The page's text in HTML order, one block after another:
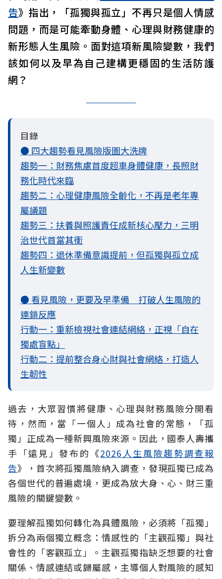
告》指出，「孤獨與孤立」不再只是個人情感
問題，而是可能牽動身體、心理與財務健康的
新形態人生風險。面對這項新風險變數，我們
該如何以及早為自己建構更穩固的生活防護
網？
目錄
● 四大趨勢看見風險版圖大洗牌
趨勢一：財務焦慮首度超車身體健康，長照財
務化時代來臨
趨勢二：心理健康風險全齡化，不再是老年專
屬議題
趨勢三：扶養與照護責任成新核心壓力，三明
治世代首當其衝
趨勢四：退休準備意識提前，但孤獨與孤立成
人生新變數
● 看見風險，更要及早準備 打破人生風險的
連鎖反應
行動一：重新檢視社會連結網絡，正視「自在
獨處盲點」
行動二：提前整合身心財與社會網絡，打造人
生韌性
過去，大眾習慣將健康、心理與財務風險分開看
待，然而，當「一個人」成為社會的常態，「孤
獨」正成為一種新興風險來源。因此，國泰人壽攜
手「遠見」發布的《2026人生風險趨勢調查報
告》，首次將孤獨風險納入調查，發現孤獨已成為
各個世代的普遍處境，更成為放大身、心、財三重
風險的關鍵變數。
要理解孤獨如何轉化為具體風險，必須將「孤獨」
拆分為兩個獨立概念：情感性的「主觀孤獨」與社
會性的「客觀孤立」。主觀孤獨指缺乏想要的社會
關係、情感連結或歸屬感，主導個人對風險的感知